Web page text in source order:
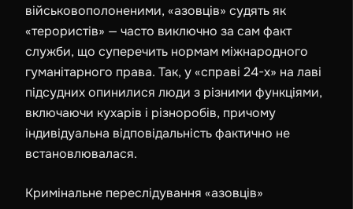
військовополоненими, «азовців» судять як
«терористів» — часто виключно за сам факт
служби, що суперечить нормам міжнародного
гуманітарного права. Так, у «справі 24-х» на лаві
підсудних опинилися люди з різними функціями,
включаючи кухарів і різноробів, причому
індивідуальна відповідальність фактично не
встановлювалася.
Кримінальне переслідування «азовців»